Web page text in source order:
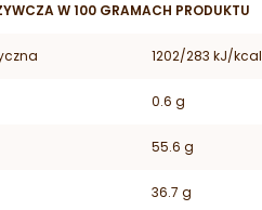
W 100 GRAMACH PRODUKTU
1202/283 kJ/kcal
0.6 g
55.6 g
36.7 g